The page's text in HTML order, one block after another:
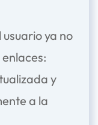
ya no
y
a la